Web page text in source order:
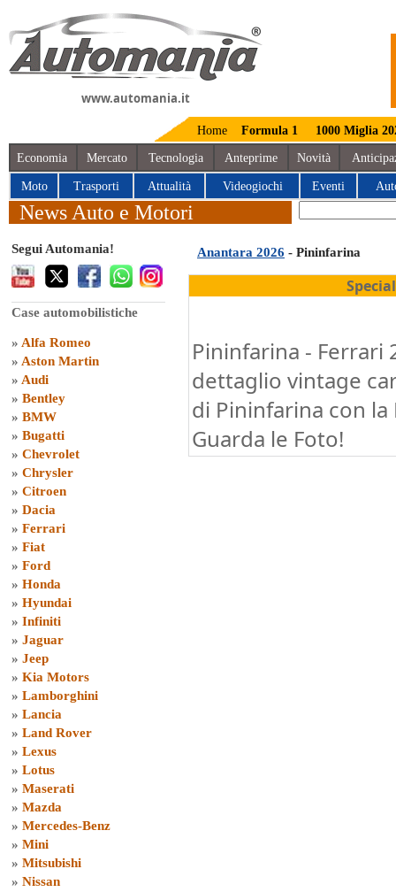
www.automania.it
Home Formula 1 1000 Miglia
Economia Mercato Tecnologia Anteprime Novità
Moto Trasporti Attualità Videogiochi Eventi
News Auto e Motori
Segui Automania!
Case automobilistiche
» Alfa Romeo
» Aston Martin
» Audi
» Bentley
» BMW
» Bugatti
» Chevrolet
» Chrysler
» Citroen
» Dacia
» Ferrari
» Fiat
» Ford
» Honda
» Hyundai
» Infiniti
» Jaguar
» Jeep
» Kia Motors
» Lamborghini
» Lancia
» Land Rover
» Lexus
» Lotus
» Maserati
» Mazda
» Mercedes-Benz
» Mini
» Mitsubishi
» Nissan
Anantara 2026 - Pininfarina
Pininfarina - Ferrari
dettaglio vintage
di Pininfarina con la
Guarda le Foto!